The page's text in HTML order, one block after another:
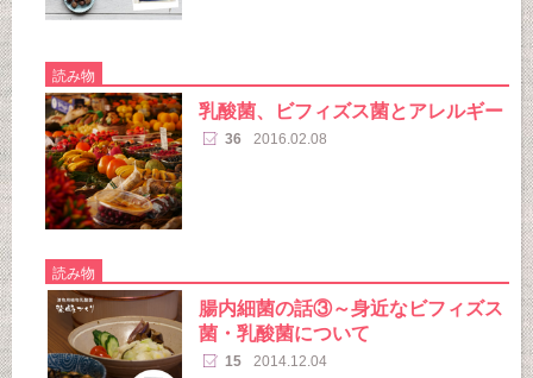
読み物
乳酸菌、ビフィズス菌とアレルギー
36 2016.02.08
読み物
腸内細菌の話③～身近なビフィズス
菌・乳酸菌について
15 2014.12.04